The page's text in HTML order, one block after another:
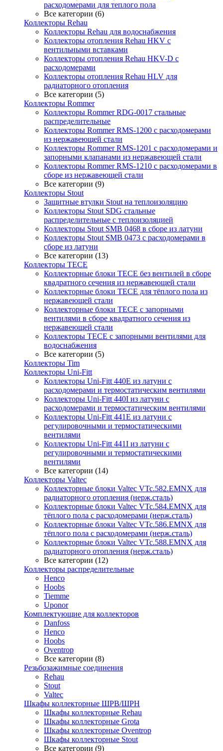
расходомерами для теплого пола
Все категории (6)
Коллекторы Rehau
Коллекторы Rehau для водоснабжения
Коллекторы отопления Rehau HKV с
вентильными вставками
Коллекторы отопления Rehau HKV-D с
расходомерами
Коллекторы отопления Rehau HLV для
радиаторного отопления
Все категории (5)
Коллекторы Rommer
Коллекторы Rommer RDG-0017 стальные
распределительные
Коллекторы Rommer RMS-1200 с расходомерами
из нержавеющей стали
Коллекторы Rommer RMS-1201 с расходомерами и
запорными клапанами из нержавеющей стали
Коллекторы Rommer RMS-1210 с расходомерами в
сборе из нержавеющей стали
Все категории (9)
Коллекторы Stout
Защитные втулки Stout на теплоизоляцию
Коллекторы Stout SDG стальные
распределительные с теплоизоляцией
Коллекторы Stout SMB 0468 в сборе из латуни
Коллекторы Stout SMB 0473 с расходомерами в
сборе из латуни
Все категории (13)
Коллекторы TECE
Коллекторные блоки TECE без вентилей в сборе
квадратного сечения из нержавеющей стали
Коллекторные блоки TECE для тёплого пола из
нержавеющей стали
Коллекторные блоки TECE с запорными
вентилями в сборе квадратного сечения из
нержавеющей стали
Коллекторы TECE с запорными вентилями для
водоснабжения
Все категории (5)
Коллекторы Tim
Коллекторы Uni-Fitt
Коллекторы Uni-Fitt 440E из латуни с
расходомерами и термостатическим вентилями
Коллекторы Uni-Fitt 440I из латуни с
расходомерами и термостатическим вентилями
Коллекторы Uni-Fitt 441E из латуни с
регулировочными и термостатическими
вентилями
Коллекторы Uni-Fitt 441I из латуни с
регулировочными и термостатическими
вентилями
Все категории (14)
Коллекторы Valtec
Коллекторные блоки Valtec VTc.582.EMNX для
радиаторного отопления (нерж.сталь)
Коллекторные блоки Valtec VTc.584.EMNX для
тёплого пола с расходомерами (нерж.сталь)
Коллекторные блоки Valtec VTc.586.EMNX для
тёплого пола с расходомерами (нерж.сталь)
Коллекторные блоки Valtec VTc.588.EMNX для
радиаторного отопления (нерж.сталь)
Все категории (12)
Коллекторы распределительные
Henco
Hoobs
Tiemme
Uponor
Комплектующие для коллекторов
Danfoss
Henco
Hoobs
Oventrop
Все категории (8)
Резьбозажимные соединения
Rehau
Stout
Valtec
Шкафы коллекторные ШРВ/ШРН
Шкафы коллекторные Rehau
Шкафы коллекторные Grota
Шкафы коллекторные Oventrop
Шкафы коллекторные Stout
Все категории (9)